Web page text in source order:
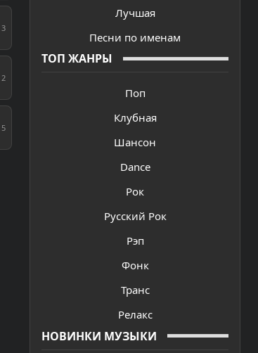
Лучшая
Песни по именам
ТОП ЖАНРЫ
Поп
Клубная
Шансон
Dance
Рок
Русский Рок
Рэп
Фонк
Транс
Релакс
НОВИНКИ МУЗЫКИ